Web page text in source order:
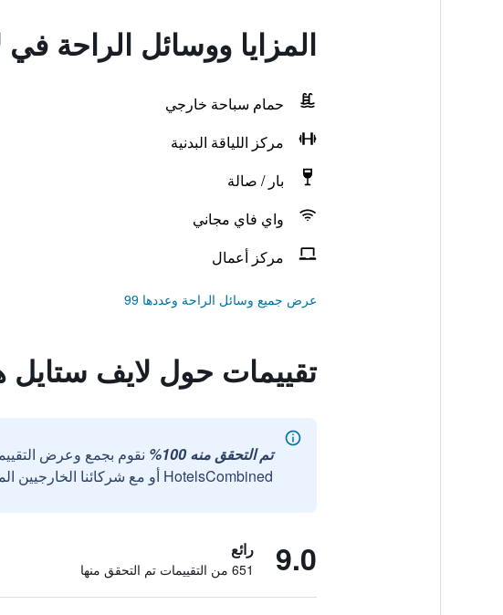
المزايا ووسائل الراحة
حمام سباحة خارجي
مركز اللياقة البدنية
بار / صالة
واي فاي مجاني
مركز أعمال
عرض جميع وسائل الراحة وعددها 99
تقييمات حول لايف ستايل
تم التحقق منه 100%
نقوم بجمع وعرض
HotelsCombined أو مع شركائنا الخارجيين الموثوقين.
9.0 رائع
651 من التقييمات تم التحقق منها